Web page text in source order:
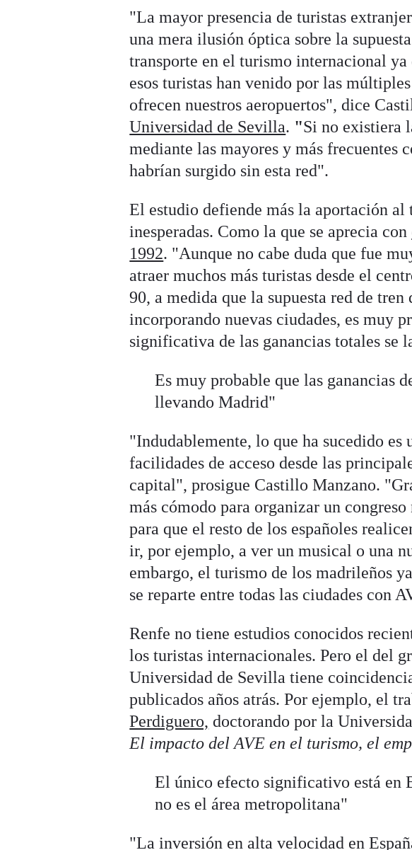
"La mayor presencia de turistas
una mera ilusión óptica sobre la
transporte en el turismo internacional
esos turistas han venido por las
ofrecen nuestros aeropuertos", dice
Universidad de Sevilla. "Si no existiera
mediante las mayores y más frecuentes
habrían surgido sin esta red".
El estudio defiende más la aportación
inesperadas. Como la que se aprecia con
1992. "Aunque no cabe duda que fue
atraer muchos más turistas desde el
90, a medida que la supuesta red de
incorporando nuevas ciudades, es muy
significativa de las ganancias totales se
Es muy probable que las ganancias
llevando Madrid"
"Indudablemente, lo que ha sucedido
facilidades de acceso desde las
capital", prosigue Castillo Manzano.
más cómodo para organizar un
para que el resto de los españoles
ir, por ejemplo, a ver un musical o una
embargo, el turismo de los madrileños
se reparte entre todas las ciudades con
Renfe no tiene estudios conocidos
los turistas internacionales. Pero el del
Universidad de Sevilla tiene
publicados años atrás. Por ejemplo, el
Perdiguero, doctorando por la
El impacto del AVE en el turismo, el
El único efecto significativo está en
no es el área metropolitana"
"La inversión en alta velocidad en